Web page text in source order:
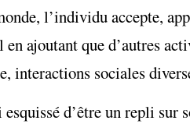
l’individu accepte,
ajoutant que d’autres
sociales
d’être un repli